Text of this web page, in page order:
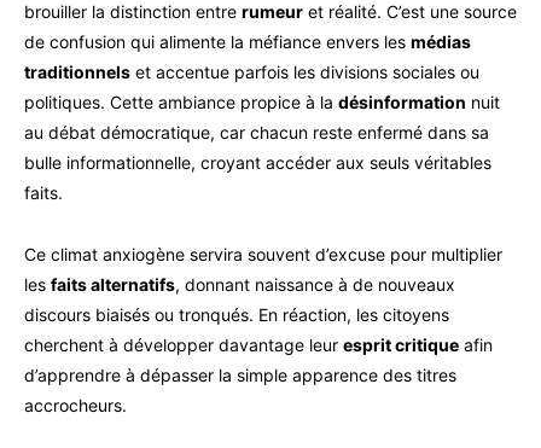
brouiller la distinction entre rumeur et réalité. C’est une source
de confusion qui alimente la méfiance envers les médias
traditionnels et accentue parfois les divisions sociales ou
politiques. Cette ambiance propice à la désinformation nuit
au débat démocratique, car chacun reste enfermé dans sa
bulle informationnelle, croyant accéder aux seuls véritables
faits.
Ce climat anxiogène servira souvent d’excuse pour multiplier
les faits alternatifs, donnant naissance à de nouveaux
discours biaisés ou tronqués. En réaction, les citoyens
cherchent à développer davantage leur esprit critique afin
d’apprendre à dépasser la simple apparence des titres
accrocheurs.